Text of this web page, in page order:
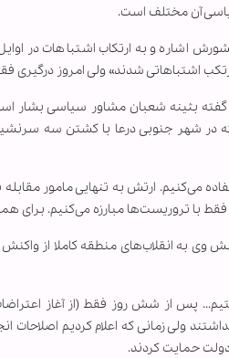
آن مختلف است.
اشاره و به ارتکاب اشتباهات در
اشتباهاتی شدند» ولی امروز
در شهر جنوبی درعا با کشتن سه
می‌کنیم. ارتش به تنهایی مامور
فقط با تروریست‌ها مبارزه می‌کنیم.
وی به انقلاب‌های منطقه کاملا از
پس از شش روز فقط (از آغاز
ولی زمانی که اعلام کردیم اصلاحات
دولت حمایت کردند.